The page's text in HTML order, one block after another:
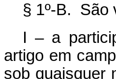
§ 1º-B. São
I – a
artigo em
sob quaisquer